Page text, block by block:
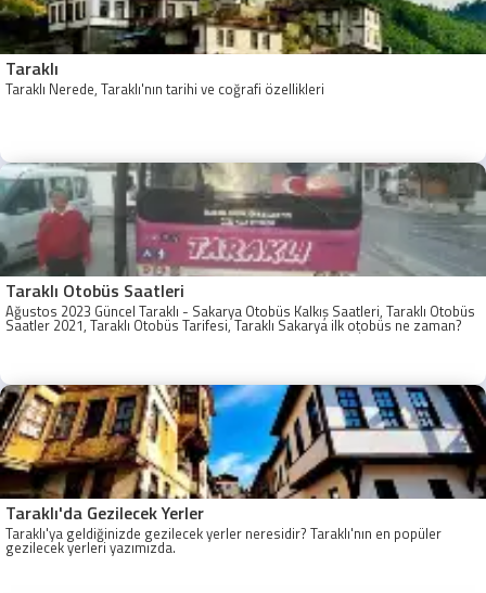
Taraklı
Taraklı Nerede, Taraklı'nın tarihi ve coğrafi özellikleri
Taraklı Otobüs Saatleri
Ağustos 2023 Güncel Taraklı - Sakarya Otobüs Kalkış Saatleri, Taraklı Otobüs
Saatler 2021, Taraklı Otobüs Tarifesi, Taraklı Sakarya ilk otobüs ne zaman?
Taraklı - Sakarya Son Otobüs Ne zaman? Sakarya Taraklı İlk Otobüs Ne
Taraklı'da Gezilecek Yerler
Taraklı'ya geldiğinizde gezilecek yerler neresidir? Taraklı'nın en popüler
gezilecek yerleri yazımızda.